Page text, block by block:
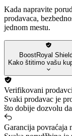
Kada napravite
prodavaca,
jednom mestu.
BoostRoyal Shield
Kako štitimo vašu
Verifikovani prodavci
Svaki prodavac je
što dobije dozvolu
Garancija povraćaja